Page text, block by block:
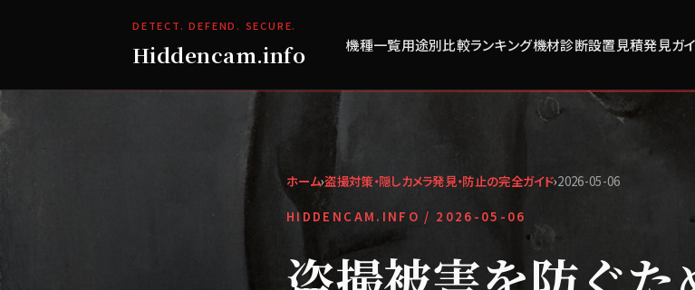
DETECT. DEFEND. SECURE.
Hiddencam.info 機種一覧用途別比較ランキング機材診断設置見積発見ガ
ホーム›盗撮対策・隠しカメラ発見・防止の完全ガイド›2026-05-06
HIDDENCAM.INFO / 2026-05-06